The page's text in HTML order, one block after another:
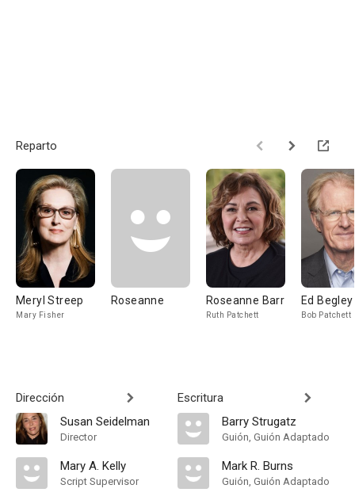
Reparto
Meryl Streep
Mary Fisher
Roseanne Roseanne Barr
Ruth Patchett
Ed
Bob Patchett
Dirección
Susan Seidelman
Director
Mary A. Kelly
Script Supervisor
Escritura
Barry Strugatz
Guión, Guión Adaptado
Mark R. Burns
Guión, Guión Adaptado